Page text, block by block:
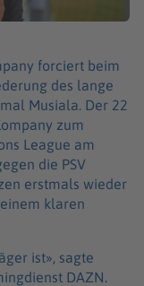
forciert beim
des lange
Musiala. Der 22
zum
League am
die PSV
erstmals wieder
klaren
ist», sagte
DAZN.